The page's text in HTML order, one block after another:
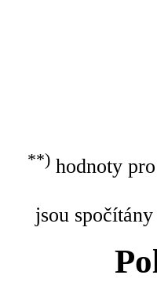
**)hodnoty pro
jsou